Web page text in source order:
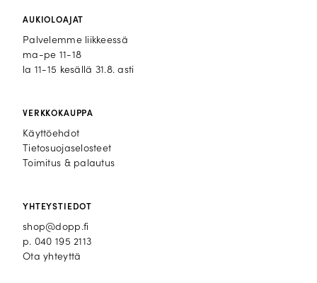
AUKIOLOAJAT
Palvelemme liikkeessä
ma-pe 11-18
la 11-15 kesällä 31.8. asti
VERKKOKAUPPA
Käyttöehdot
Tietosuojaselosteet
Toimitus & palautus
YHTEYSTIEDOT
shop@dopp.fi
p. 040 195 2113
Ota yhteyttä